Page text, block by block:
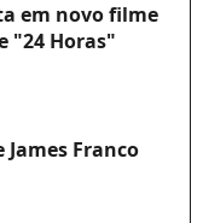
em novo filme
"24 Horas"
Franco